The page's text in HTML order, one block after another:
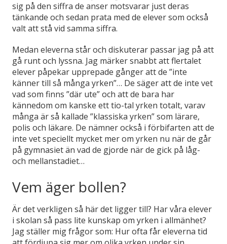
sig på den siffra de anser motsvarar just deras
tänkande och sedan prata med de elever som också
valt att stå vid samma siffra.
Medan eleverna står och diskuterar passar jag på att
gå runt och lyssna. Jag märker snabbt att flertalet
elever påpekar upprepade gånger att de ”inte
känner till så många yrken”… De säger att de inte vet
vad som finns ”där ute” och att de bara har
kännedom om kanske ett tio-tal yrken totalt, varav
många är så kallade ”klassiska yrken” som lärare,
polis och läkare. De nämner också i förbifarten att de
inte vet speciellt mycket mer om yrken nu när de går
på gymnasiet än vad de gjorde när de gick på låg-
och mellanstadiet…
Vem äger bollen?
Är det verkligen så här det ligger till? Har våra elever
i skolan så pass lite kunskap om yrken i allmänhet?
Jag ställer mig frågor som: Hur ofta får eleverna tid